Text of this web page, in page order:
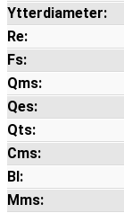
Ytterdiameter:
Re:
Fs:
Qms:
Qes:
Qts:
Cms:
Bl:
Mms: